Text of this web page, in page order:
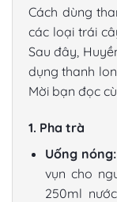
Cách dùng
các loại trái
Sau đây,
dụng thanh
Mời bạn đọc
1. Pha trà
Uống nóng:
vụn cho
250ml